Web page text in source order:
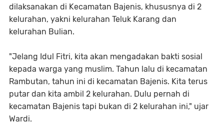
dilaksanakan di Kecamatan Bajenis, khususnya di 2
kelurahan, yakni kelurahan Teluk Karang dan
kelurahan Bulian.
"Jelang Idul Fitri, kita akan mengadakan bakti sosial
kepada warga yang muslim. Tahun lalu di kecamatan
Rambutan, tahun ini di kecamatan Bajenis. Kita terus
putar dan kita ambil 2 kelurahan. Dulu pernah di
kecamatan Bajenis tapi bukan di 2 kelurahan ini," ujar
Wardi.